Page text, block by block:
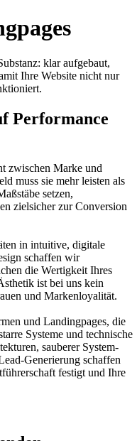
klar aufgebaut,
Ihre Website nicht nur
Performance
zwischen Marke und
muss sie mehr leisten als
setzen,
zielsicher zur Conversion
in intuitive, digitale
schaffen wir
die Wertigkeit Ihres
ist bei uns kein
und Markenloyalität.
und Landingpages, die
Systeme und technische
sauberer System-
Generierung schaffen
festigt und Ihre